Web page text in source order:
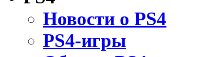
Новости о PS4
PS4-игры